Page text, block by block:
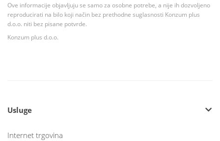
Ove informacije objavljuju se samo za osobne potrebe, a nije ih dozvoljeno
reproducirati na bilo koji način bez prethodne suglasnosti Konzum plus
d.o.o. niti bez pisane potvrde.
Konzum plus d.o.o.
Usluge
Internet trgovina